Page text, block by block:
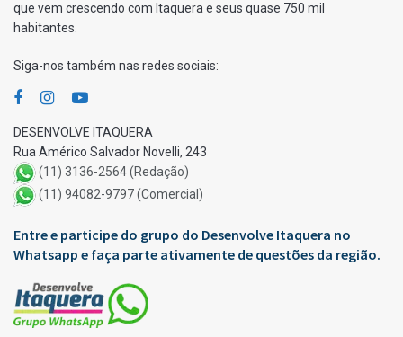
que vem crescendo com Itaquera e seus quase 750 mil
habitantes.
Siga-nos também nas redes sociais:
DESENVOLVE ITAQUERA
Rua Américo Salvador Novelli, 243
(11) 3136-2564 (Redação)
(11) 94082-9797 (Comercial)
Entre e participe do grupo do Desenvolve Itaquera no
Whatsapp e faça parte ativamente de questões da região.